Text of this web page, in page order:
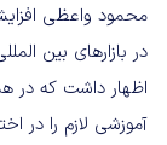
محمود واعظی
در بازارهای بین
اظهار داشت که در
آموزشی لازم را در